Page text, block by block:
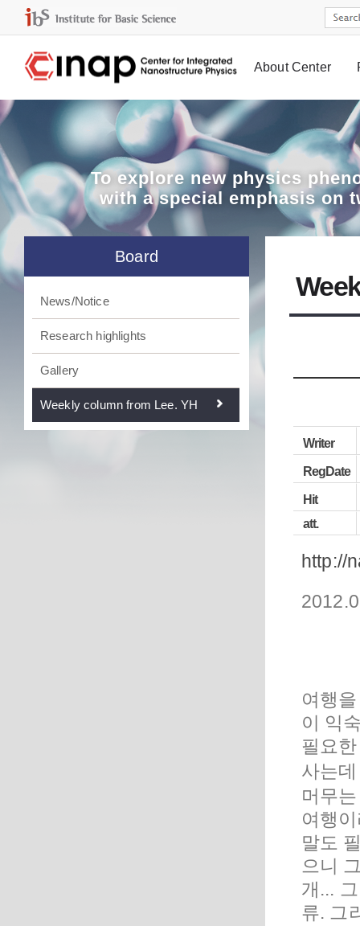
About Center
To explorenew physics
with a special emphasis on
Board
News/Notice
Research highlights
Gallery
Weekly column from Lee. YH
Writer
RegDate
Hit
att.
http://
여행
이 익
필요
사는
머무
여행
말도
으니
개...
류. 그